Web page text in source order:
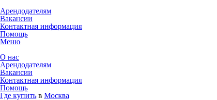
Арендодателям
Вакансии
Контактная информация
Помощь
Меню
О нас
Арендодателям
Вакансии
Контактная информация
Помощь
Где купить в Москва